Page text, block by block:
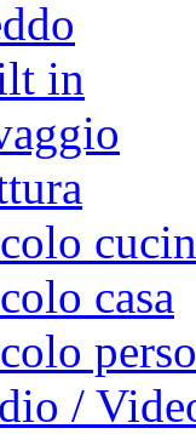
in
casa
/